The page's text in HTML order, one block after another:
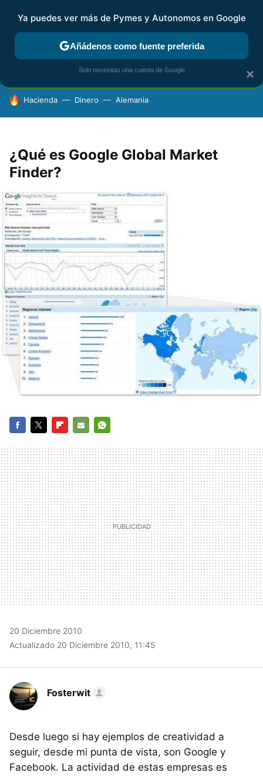
FISCALIDAD Y CONTABILIDAD KIT DIGITAL RENTA
HOY SE HABLA DE
Hacienda Dinero Alemania
¿Qué es Google Global Market
Finder?
MAIL
20 Diciembre 2010
Actualizado 20 Diciembre 2010, 11:45
Fosterwit
Desde luego si hay ejemplos de creatividad a
seguir, desde mi punta de vista, son Google y
Facebook. La actividad de estas empresas es
×
Ya puedes ver más de Pymes y Autonomos en Google
Añádenos como fuente preferida
Solo necesitas una cuenta de Google